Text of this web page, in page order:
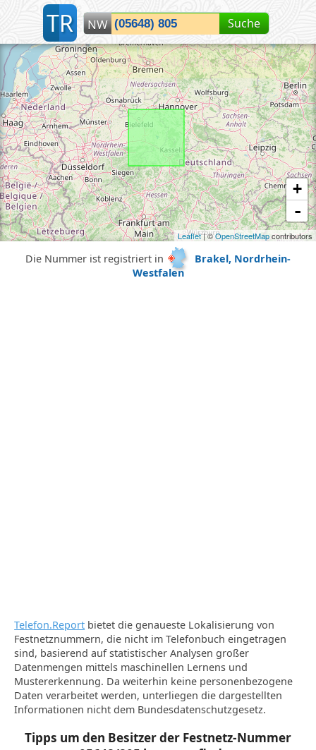
TR NW Suche
+
-
Leaflet| ©OpenStreetMapcontributors
Lokalisiere Nordrhein-Westfalen...
Die Nummer ist registriert in
Brakel, Nordrhein-
Westfalen
Telefon.Report bietet die genaueste Lokalisierung von
Festnetznummern, die nicht im Telefonbuch eingetragen
sind, basierend auf statistischer Analysen großer
Datenmengen mittels maschinellen Lernens und
Mustererkennung. Da weiterhin keine personenbezogene
Daten verarbeitet werden, unterliegen die dargestellten
Informationen nicht dem Bundesdatenschutzgesetz.
Tipps um den Besitzer der Festnetz-Nummer